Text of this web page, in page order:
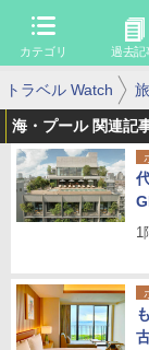
カテゴリ 過去記
トラベル Watch
海・プール 関連記
1